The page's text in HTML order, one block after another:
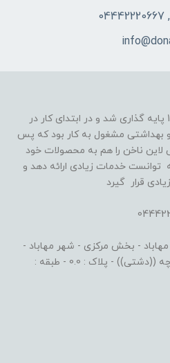
فروشگاه دوناگالری در سال 1395 پایه گذاری شد و در ابتدای کار در
بهداشتی مشغول به کار بود که پس
ناخن را هم به محصولات خود
توانست خدمات زیادی ارائه دهد و
قرار گیرد
- بخش مرکزی - شهر مهاباد -
محله بازار - کوچه ((مقدم)) - کوچه ((دشتی)) - پلاک : 0.0 - طبقه :